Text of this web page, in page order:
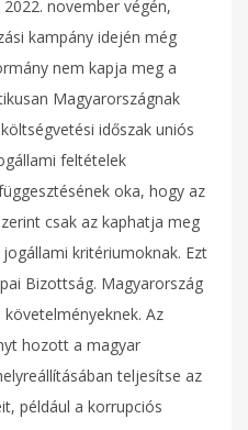
november végén,
kampány idején még
nem kapja meg a
Magyarországnak
időszak uniós
feltételek
oka, hogy az
csak az kaphatja meg
kritériumoknak. Ezt
Bizottság. Magyarország
Az
hozott a magyar
teljesítse az
például a korrupciós